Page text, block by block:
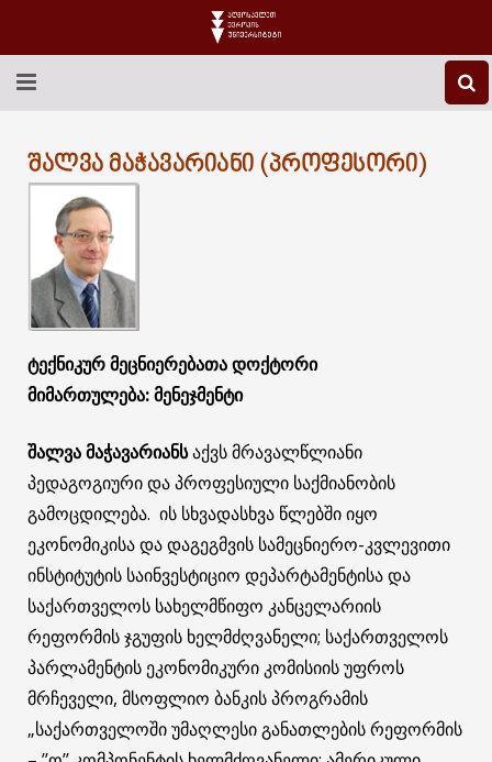
ᲒᲐᲜᲐᲗᲚᲔᲑᲐ
ᲙᲕᲚᲔᲕᲐ
ᲡᲐᲔᲠᲗᲐᲨᲝᲠᲘᲡᲝ
ᲑᲘᲑᲚᲘᲝᲗᲔᲙᲐ
ᲡᲢᲣᲓᲔᲜᲢᲣᲠᲘ ᲪᲮᲝᲕᲠᲔᲑᲐ
ᲨᲐᲚᲕᲐ ᲛᲐᲭᲐᲕᲐᲠᲘᲐᲜᲘ (ᲞᲠᲝᲤᲔᲡᲝᲠᲘ)
ტექნიკურ მეცნიერებათა დოქტორი
მიმართულება: მენეჯმენტი
შალვა მაჭავარიანსაქვს მრავალწლიანი
პედაგოგიური და პროფესიული საქმიანობის
გამოცდილება. ის სხვადასხვა წლებში იყო
ეკონომიკისა და დაგეგმვის სამეცნიერო-კვლევითი
ინსტიტუტის საინვესტიციო დეპარტამენტისა და
საქართველოს სახელმწიფო კანცელარიის
რეფორმის ჯგუფის ხელმძღვანელი; საქართველოს
პარლამენტის ეკონომიკური კომისიის უფროს
მრჩეველი, მსოფლიო ბანკის პროგრამის
„საქართველოში უმაღლესი განათლების რეფორმის